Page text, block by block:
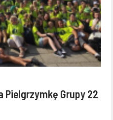
Pielgrzymkę Grupy 22